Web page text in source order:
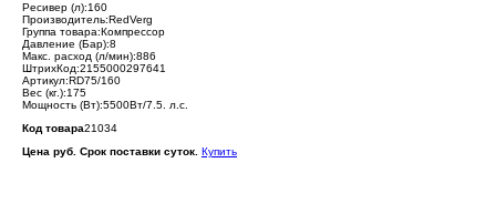
Ресивер (л):160
Производитель:RedVerg
Группа товара:Компрессор
Давление (Бар):8
Макс. расход (л/мин):886
ШтрихКод:2155000297641
Артикул:RD75/160
Вес (кг.):175
Мощность (Вт):5500Вт/7.5. л.с.
Код товара21034
Цена руб. Срок поставки суток. Купить